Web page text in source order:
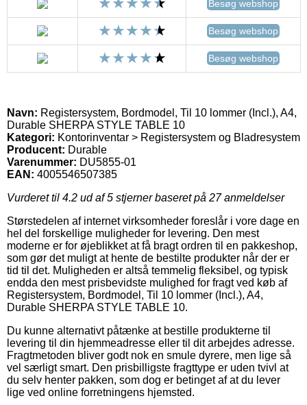
Besøg webshop
Besøg webshop
Besøg webshop
Navn: Registersystem, Bordmodel, Til 10 lommer (Incl.), A4,
Durable SHERPA STYLE TABLE 10
Kategori: Kontorinventar > Registersystem og Bladresystem
Producent: Durable
Varenummer: DU5855-01
EAN: 4005546507385
Vurderet til 4.2 ud af 5 stjerner baseret på 27anmeldelser
Størstedelen af internet virksomheder foreslår i vore dage en
hel del forskellige muligheder for levering. Den mest
moderne er for øjeblikket at få bragt ordren til en pakkeshop,
som gør det muligt at hente de bestilte produkter når der er
tid til det. Muligheden er altså temmelig fleksibel, og typisk
endda den mest prisbevidste mulighed for fragt ved køb af
Registersystem, Bordmodel, Til 10 lommer (Incl.), A4,
Durable SHERPA STYLE TABLE 10.
Du kunne alternativt påtænke at bestille produkterne til
levering til din hjemmeadresse eller til dit arbejdes adresse.
Fragtmetoden bliver godt nok en smule dyrere, men lige så
vel særligt smart. Den prisbilligste fragttype er uden tvivl at
du selv henter pakken, som dog er betinget af at du lever
lige ved online forretningens hjemsted.